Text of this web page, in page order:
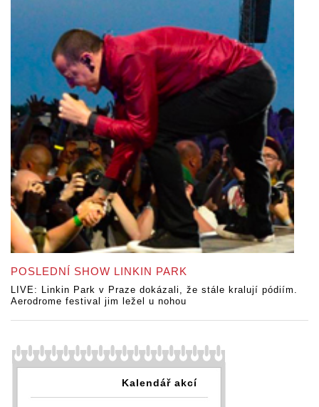
POSLEDNÍ SHOW LINKIN PARK
LIVE: Linkin Park v Praze dokázali, že stále kralují pódiím.
Aerodrome festival jim ležel u nohou
Kalendář akcí